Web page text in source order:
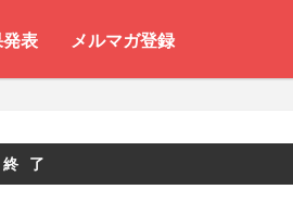
表 メルマガ登録
了